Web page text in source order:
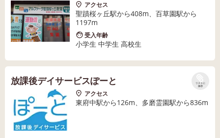
アクセス
聖蹟桜ヶ丘駅から408m、百草園駅から
1197m
受入年齢
小学生 中学生 高校生
リストに
保存
放課後デイサービスぽーと
アクセス
東府中駅から126m、多磨霊園駅から836m